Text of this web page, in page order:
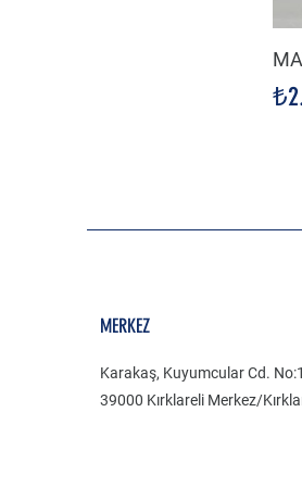
MERKEZ
Karakaş, Kuyumcular Cd.
39000 Kırklareli Merkez/